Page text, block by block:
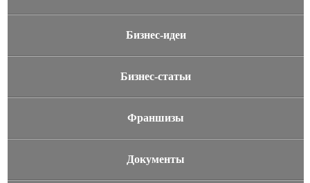
Бизнес-идеи
Бизнес-статьи
Франшизы
Документы